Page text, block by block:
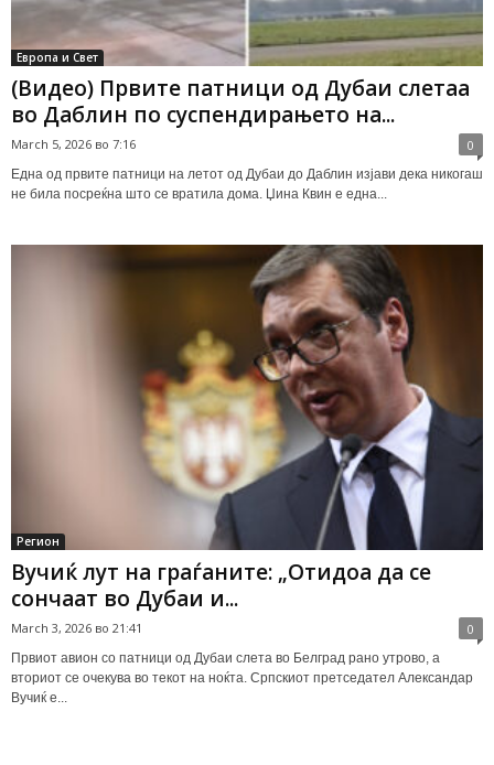
Европа и Свет
(Видео) Првите патници од Дубаи слетаа
во Даблин по суспендирањето на...
March 5, 2026 во 7:16 0
Една од првите патници на летот од Дубаи до Даблин изјави дека никогаш
не била посреќна што се вратила дома. Џина Квин е една...
Регион
Вучиќ лут на граѓаните: „Отидоа да се
сончаат во Дубаи и...
March 3, 2026 во 21:41 0
Првиот авион со патници од Дубаи слета во Белград рано утрово, а
вториот се очекува во текот на ноќта. Српскиот претседател Александар
Вучиќ е...